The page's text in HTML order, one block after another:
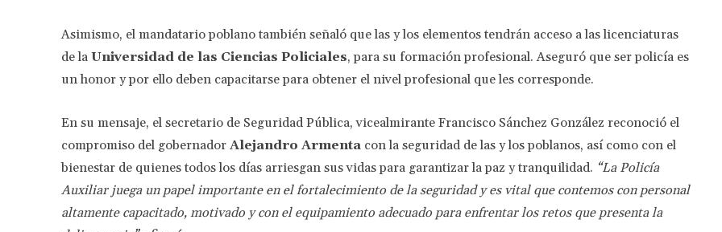
Asimismo, el mandatario poblano también señaló que las y los elementos tendrán acceso a las licenciaturas
de la Universidad de las Ciencias Policiales, para su formación profesional. Aseguró que ser policía es
un honor y por ello deben capacitarse para obtener el nivel profesional que les corresponde.
En su mensaje, el secretario de Seguridad Pública, vicealmirante Francisco Sánchez González reconoció el
compromiso del gobernador Alejandro Armenta con la seguridad de las y los poblanos, así como con el
bienestar de quienes todos los días arriesgan sus vidas para garantizar la paz y tranquilidad. “La Policía
Auxiliar juega un papel importante en el fortalecimiento de la seguridad y es vital que contemos con personal
altamente capacitado, motivado y con el equipamiento adecuado para enfrentar los retos que presenta la